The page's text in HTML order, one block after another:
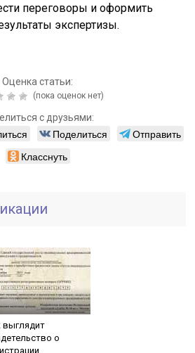
переговоры и оформить
экспертизы.
Оценка статьи:
(пока оценок нет)
с друзьями:
Поделиться
Отправить
Класснуть
выглядит
о